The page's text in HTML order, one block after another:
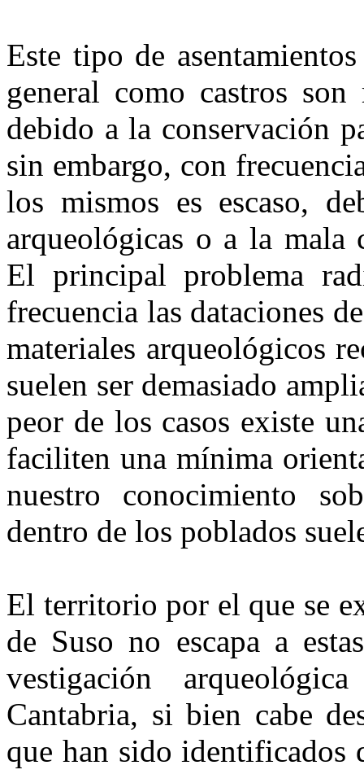
Este tipo de
general como castros
debi­do a la conservación
sin em­bargo, con
los mis­mos es escaso,
arqueológicas o a la mala
El principal pro­blema
frecuencia las dataciones
materiales arqueológi­cos
suelen ser demasiado
peor de los casos existe
faciliten una mínima
nuestro conocimiento
dentro de los poblados
El territorio por el que se
de Suso no escapa a
vestigación
Cantabria, si bien cabe
que han sido identificados